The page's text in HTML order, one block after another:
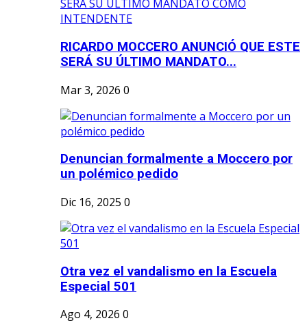
RICARDO MOCCERO ANUNCIÓ QUE ESTE
SERÁ SU ÚLTIMO MANDATO...
Mar 3, 2026 0
Denuncian formalmente a Moccero por
un polémico pedido
Dic 16, 2025 0
Otra vez el vandalismo en la Escuela
Especial 501
Ago 4, 2026 0